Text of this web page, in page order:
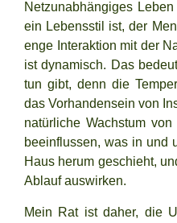
Netzunabhängiges
ein Lebensstil ist, der
enge Interaktion mit der
ist dynamisch. Das
tun gibt, denn die
das Vorhandensein von
natürliche Wachstum
beeinflussen, was in und
Haus herum geschieht,
Ablauf auswirken.
Mein Rat ist daher, die